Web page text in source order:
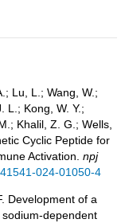
Lu, L.; Wang, W.;
L.; Kong, W. Y.;
Khalil, Z. G.; Wells,
Cyclic Peptide for
Activation. npj
024-01050-4
Development of a
dependent